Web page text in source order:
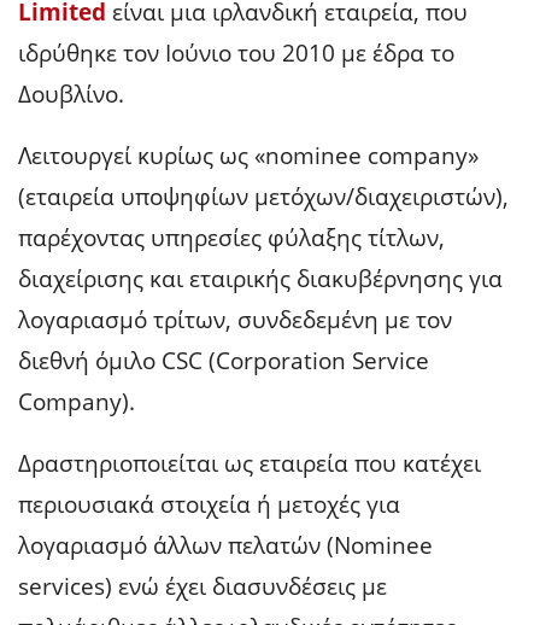
Limited είναι μια ιρλανδική εταιρεία, που
ιδρύθηκε τον Ιούνιο του 2010 με έδρα το
Δουβλίνο.
Λειτουργεί κυρίως ως «nominee company»
(εταιρεία υποψηφίων μετόχων/διαχειριστών),
παρέχοντας υπηρεσίες φύλαξης τίτλων,
διαχείρισης και εταιρικής διακυβέρνησης για
λογαριασμό τρίτων, συνδεδεμένη με τον
διεθνή όμιλο CSC (Corporation Service
Company).
Δραστηριοποιείται ως εταιρεία που κατέχει
περιουσιακά στοιχεία ή μετοχές για
λογαριασμό άλλων πελατών (Nominee
services) ενώ έχει διασυνδέσεις με